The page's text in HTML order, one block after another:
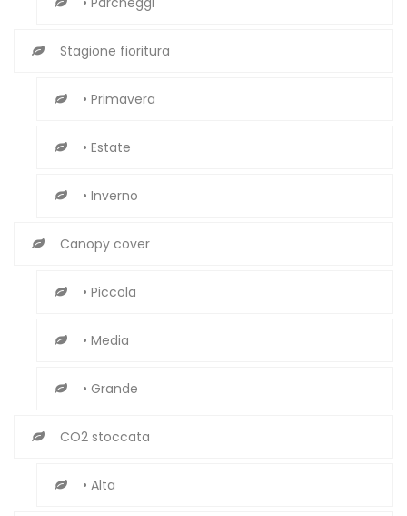
Stagione fioritura
• Primavera
• Estate
• Inverno
Canopy cover
• Piccola
• Media
• Grande
CO2 stoccata
• Alta